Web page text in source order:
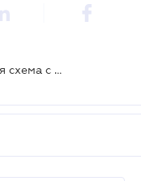
Минус 18 миллионов: мошенническая схема с квартирами при участии регистратора